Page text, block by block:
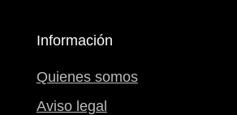
Información
Quienes somos
Aviso legal